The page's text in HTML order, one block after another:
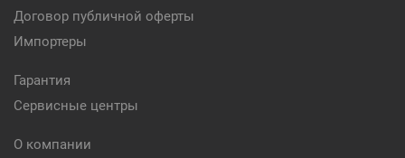
Договор публичной оферты
Импортеры
Гарантия
Сервисные центры
О компании